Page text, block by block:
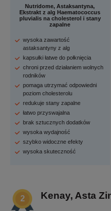
Nutridome, Astaksantyna,
Ekstrakt z alg Haematococcus
pluvialis na cholesterol i stany
zapalne
wysoka zawartość
astaksantyny z alg
kapsułki łatwe do połknięcia
chroni przed działaniem wolnych
rodników
pomaga utrzymać odpowiedni
poziom cholesterolu
redukuje stany zapalne
łatwo przyswajalna
brak sztucznych dodatków
wysoka wydajność
szybko widoczne efekty
wysoka skuteczność
Kenay, Asta